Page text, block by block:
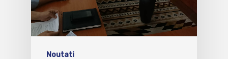
Noutati